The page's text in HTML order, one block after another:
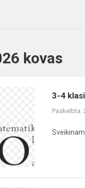
kovas
3-4
Paskelbta: